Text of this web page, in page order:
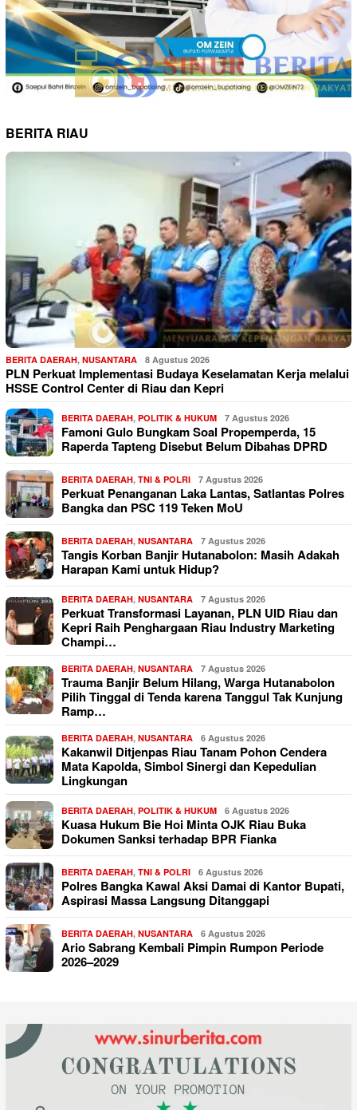
BERITA RIAU
BERITA DAERAH, NUSANTARA 8 Agustus 2026
PLN Perkuat Implementasi Budaya Keselamatan Kerja melalui
HSSE Control Center di Riau dan Kepri
BERITA DAERAH, POLITIK & HUKUM 7 Agustus 2026
Famoni Gulo Bungkam Soal Propemperda, 15
Raperda Tapteng Disebut Belum Dibahas DPRD
BERITA DAERAH, TNI & POLRI 7 Agustus 2026
Perkuat Penanganan Laka Lantas, Satlantas Polres
Bangka dan PSC 119 Teken MoU
BERITA DAERAH, NUSANTARA 7 Agustus 2026
Tangis Korban Banjir Hutanabolon: Masih Adakah
Harapan Kami untuk Hidup?
BERITA DAERAH, NUSANTARA 7 Agustus 2026
Perkuat Transformasi Layanan, PLN UID Riau dan
Kepri Raih Penghargaan Riau Industry Marketing
Champi…
BERITA DAERAH, NUSANTARA 7 Agustus 2026
Trauma Banjir Belum Hilang, Warga Hutanabolon
Pilih Tinggal di Tenda karena Tanggul Tak Kunjung
Ramp…
BERITA DAERAH, NUSANTARA 6 Agustus 2026
Kakanwil Ditjenpas Riau Tanam Pohon Cendera
Mata Kapolda, Simbol Sinergi dan Kepedulian
Lingkungan
BERITA DAERAH, POLITIK & HUKUM 6 Agustus 2026
Kuasa Hukum Bie Hoi Minta OJK Riau Buka
Dokumen Sanksi terhadap BPR Fianka
BERITA DAERAH, TNI & POLRI 6 Agustus 2026
Polres Bangka Kawal Aksi Damai di Kantor Bupati,
Aspirasi Massa Langsung Ditanggapi
BERITA DAERAH, NUSANTARA 6 Agustus 2026
Ario Sabrang Kembali Pimpin Rumpon Periode
2026–2029